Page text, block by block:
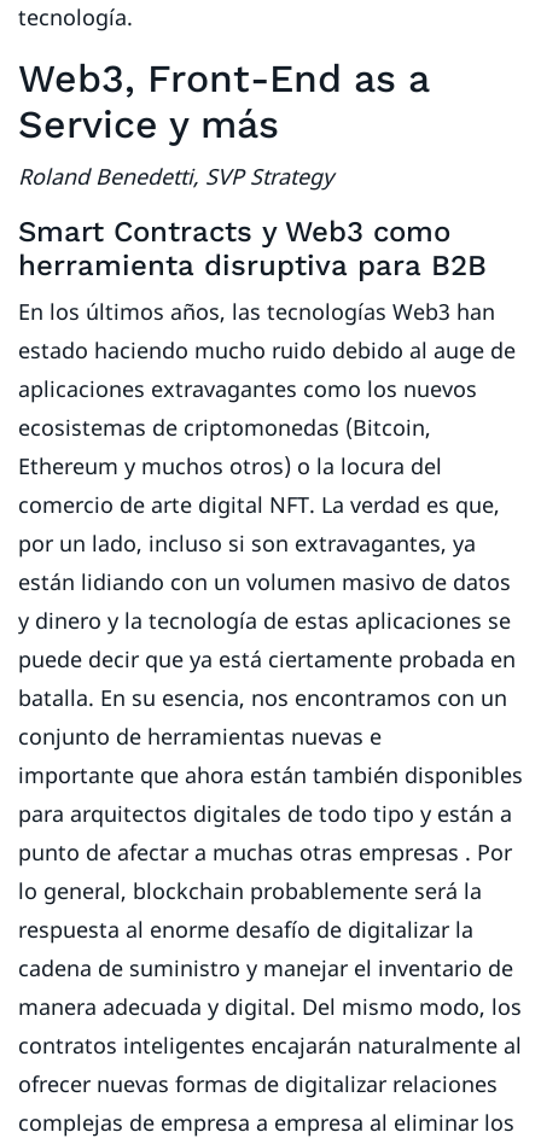
tecnología.
Web3, Front-End as a
Service y más
Roland Benedetti, SVP Strategy
Smart Contracts y Web3 como
herramienta disruptiva para B2B
En los últimos años, las tecnologías Web3 han
estado haciendo mucho ruido debido al auge de
aplicaciones extravagantes como los nuevos
ecosistemas de criptomonedas (Bitcoin,
Ethereum y muchos otros) o la locura del
comercio de arte digital NFT. La verdad es que,
por un lado, incluso si son extravagantes, ya
están lidiando con un volumen masivo de datos
y dinero y la tecnología de estas aplicaciones se
puede decir que ya está ciertamente probada en
batalla. En su esencia, nos encontramos con un
conjunto de herramientas nuevas e
importante que ahora están también disponibles
para arquitectos digitales de todo tipo y están a
punto de afectar a muchas otras empresas . Por
lo general, blockchain probablemente será la
respuesta al enorme desafío de digitalizar la
cadena de suministro y manejar el inventario de
manera adecuada y digital. Del mismo modo, los
contratos inteligentes encajarán naturalmente al
ofrecer nuevas formas de digitalizar relaciones
complejas de empresa a empresa al eliminar los